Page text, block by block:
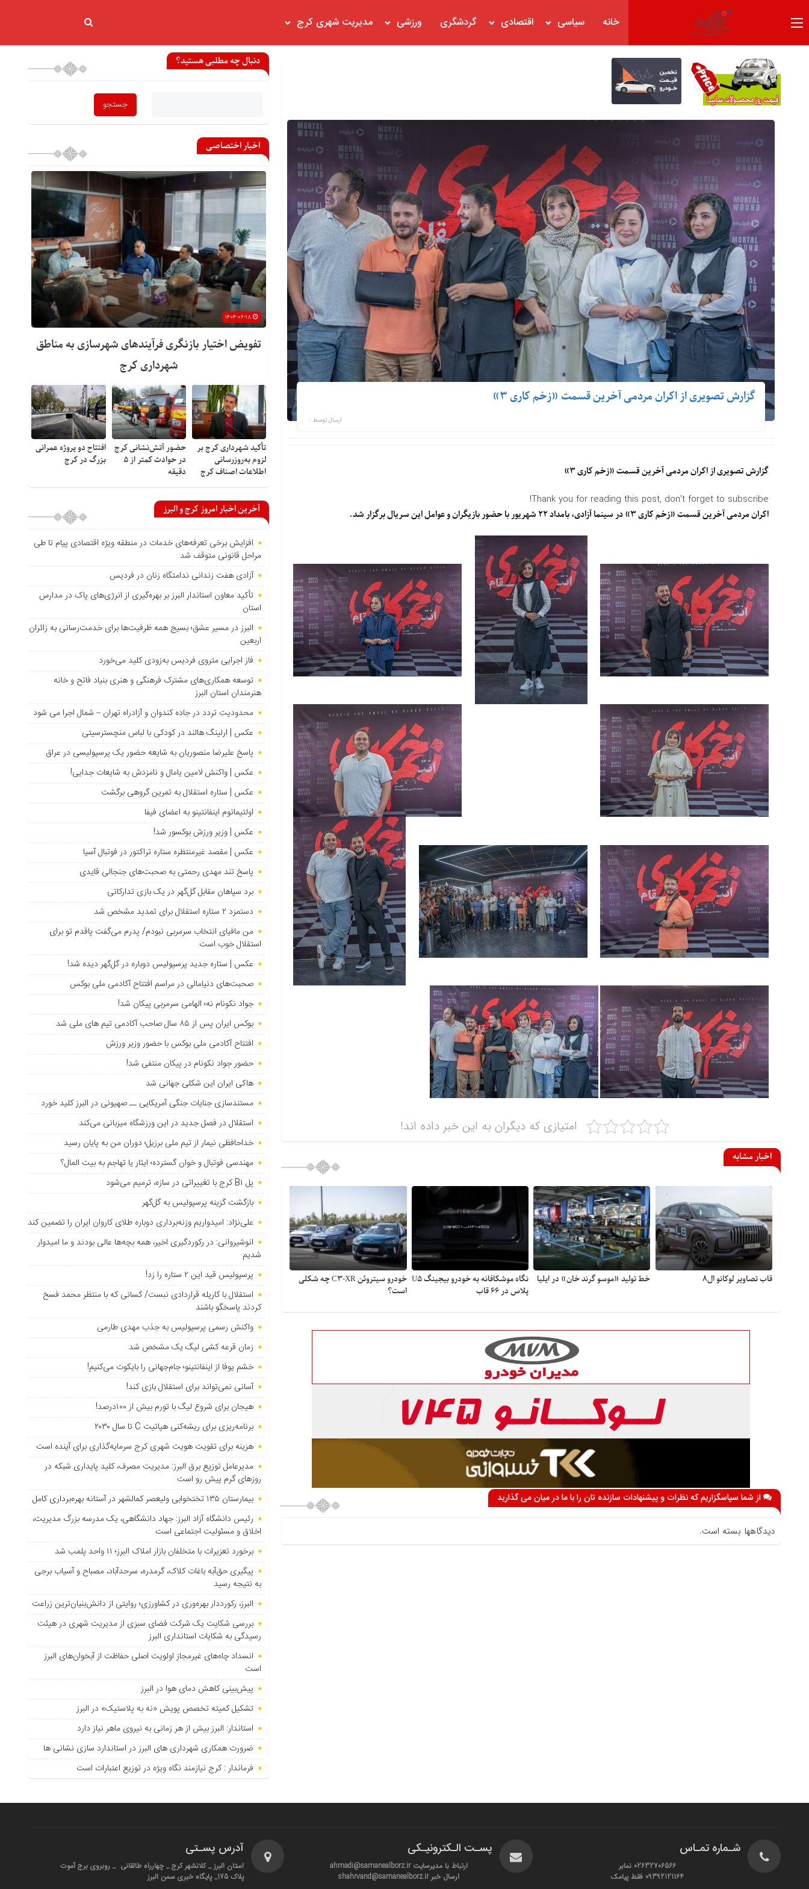
خانه سیاسی اقتصادی گردشگری ورزشی مدیریت شهری کرج
گزارش تصویری از اکران مردمی آخرین قسمت «زخم کاری ۳»
ارسال توسط :
گزارش تصویری از اکران مردمی آخرین قسمت «زخم کاری ۳»
Thank you for reading this post, don't forget to subscribe!
اکران مردمی آخرین قسمت «زخم کاری ۳» در سینما آزادی، بامداد ۲۲ شهریور با حضور بازیگران و عوامل این سریال برگزار شد.
امتیازی که دیگران به این خبر داده اند!
اخبار مشابه
قاب تصاویر لوکانو ال۸ خط تولید «موسو گرند خان» در ایلیا
نگاه موشکافانه به خودرو بیجینگ U۵
پلاس در ۶۶ قاب
خودرو سیتروئن C۳-XR چه شکلی
است؟
از شما سپاسگزاریم که نظرات و پیشنهادات سازنده تان را با ما در میان می گذارید
دیدگاهها بسته است.
دنبال چه مطلبی هستید؟
اخبار اختصاصی
تفویض اختیار بازنگری فرآیندهای شهرسازی به مناطق
شهرداری کرج
تأکید شهرداری کرج بر
لزوم به‌روزرسانی
اطلاعات اصناف کرج
حضور آتش‌نشانی کرج
در حوادث کمتر از ۵
دقیقه
افتتاح دو پروژه عمرانی
بزرگ در کرج
آخرین اخبار امروز کرج و البرز
افزایش برخی تعرفه‌های خدمات در منطقه ویژه اقتصادی پیام تا طی
مراحل قانونی متوقف شد
آزادی هفت زندانی ندامتگاه زنان در فردیس
تأکید معاون استاندار البرز بر بهره‌گیری از انرژی‌های پاک در مدارس
استان
البرز در مسیر عشق؛ بسیج همه ظرفیت‌ها برای خدمت‌رسانی به زائران
اربعین
فاز اجرایی متروی فردیس به‌زودی کلید می‌خورد
توسعه همکاری‌های مشترک فرهنگی و هنری بنیاد فاتح و خانه
هنرمندان استان البرز
محدودیت تردد در جاده کندوان و آزادراه تهران – شمال اجرا می شود
عکس | ارلینگ هالند در کودکی با لباس منچسترسیتی
پاسخ علیرضا منصوریان به شایعه حضور یک پرسپولیسی در عراق
عکس | واکنش لامین یامال و نامزدش به شایعات جدایی!
عکس | ستاره استقلال به تمرین گروهی برگشت
اولتیماتوم اینفانتینو به اعضای فیفا
عکس | وزیر ورزش بوکسور شد!
عکس | مقصد غیرمنتظره ستاره تراکتور در فوتبال آسیا
پاسخ تند مهدی رحمتی به صحبت‌های جنجالی قایدی
برد سپاهان مقابل گل‌گهر در یک بازی تدارکاتی
دستمزد ۲ ستاره استقلال برای تمدید مشخص شد
من مافیای انتخاب سرمربی نبودم/ پدرم می‌گفت پاقدم تو برای
استقلال خوب است
عکس | ستاره جدید پرسپولیس دوباره در گل‌گهر دیده شد!
صحبت‌های دنیامالی در مراسم افتتاح آکادمی ملی بوکس
جواد نکونام نه؛ الهامی سرمربی پیکان شد!
بوکس ایران پس از ۸۵ سال صاحب آکادمی تیم های ملی شد
افتتاح آکادمی ملی بوکس با حضور وزیر ورزش
حضور جواد نکونام در پیکان منتفی شد!
هاکی ایران این شکلی جهانی شد
مستندسازی جنایات جنگی آمریکایی ــ صهیونی در البرز کلید خورد
استقلال در فصل جدید در این ورزشگاه میزبانی می‌کند
خداحافظی نیمار از تیم ملی برزیل؛ دوران من به پایان رسید
مهندسی فوتبال و خوان گسترده؛ ایثار یا تهاجم به بیت المال؟
پل B۱ کرج با تغییراتی در سازه، ترمیم می‌شود
بازگشت گزینه پرسپولیس به ‌گل‌گهر
علی‌نژاد: امیدواریم وزنه‌برداری دوباره طلای کاروان ایران را تضمین کند
انوشیروانی: در رکوردگیری اخیر، همه بچه‌ها عالی بودند و ما امیدوار
شدیم
پرسپولیس قید این ۲ ستاره را زد!
استقلال با کاریله قراردادی نبست/ کسانی که با منتظر محمد فسخ
کردند پاسخگو باشند
واکنش رسمی پرسپولیس به جذب مهدی طارمی
زمان قرعه کشی لیگ یک مشخص شد
خشم یوفا از اینفانتینو؛ جام‌جهانی را بایکوت می‌کنیم!
آسانی نمی‌تواند برای استقلال بازی کند!
هیجان برای شروع لیگ با تورم بیش از ۱۰۰درصد!
برنامه‌ریزی برای ریشه‌کنی هپاتیت C تا سال ۲۰۳۰
هزینه برای تقویت هویت شهری کرج سرمایه‌گذاری برای آینده است
مدیرعامل توزیع برق البرز: مدیریت مصرف، کلید پایداری شبکه در
روزهای گرم پیش رو است
بیمارستان ۱۳۵ تختخوابی ولیعصر کمالشهر در آستانه بهره‌برداری کامل
رئیس دانشگاه آزاد البرز: جهاد دانشگاهی، یک مدرسه بزرگ مدیریت،
اخلاق و مسئولیت اجتماعی است
برخورد تعزیرات با متخلفان بازار املاک البرز؛ ۱۱ واحد پلمب شد
پیگیری حق‌آبه باغات کلاک، گرمدره، سرحدآباد، مصباح و آسیاب برجی
به نتیجه رسید
البرز، رکورددار بهره‌وری در کشاورزی؛ روایتی از دانش‌بنیان‌ترین زراعت
بررسی شکایت یک شرکت فضای سبزی از مدیریت شهری در هیئت
رسیدگی به شکایات استانداری البرز
انسداد چاه‌های غیرمجاز اولویت اصلی حفاظت از آبخوان‌های البرز
است
پیش‌بینی کاهش دمای هوا در البرز
تشکیل کمیته تخصص پویش «نه به پلاستیک» در البرز
استاندار: البرز بیش از هر زمانی به نیروی ماهر نیاز دارد
ضرورت همکاری شهرداری های البرز در استاندارد سازی نشانی ها
فرماندار : کرج نیازمند نگاه ویژه در توزیع اعتبارات است
شـماره تمـاس
02632706566 نمابر
09392121164 فقط پیامک
پسـت الـکترونیـکی
ارتباط با مدیرسایت ahmadi@samanealborz.ir
ارسال خبر shahrvand@samanealborz.ir
آدرس پسـتی
استان البرز _ کلانشهر کرج _ چهارراه طالقانی _ روبروی برج آموت
پلاک 175_ پایگاه خبری سمن البرز